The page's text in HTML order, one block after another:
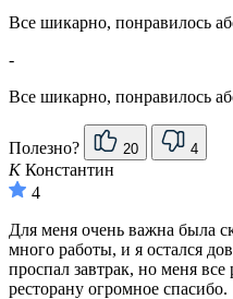
Все шикарно, понравилось
-
Все шикарно, понравилось
Полезно? 20 4
ККонстантин
4
Для меня очень важна была
много работы, и я остался
проспал завтрак, но меня
ресторану огромное спасибо.